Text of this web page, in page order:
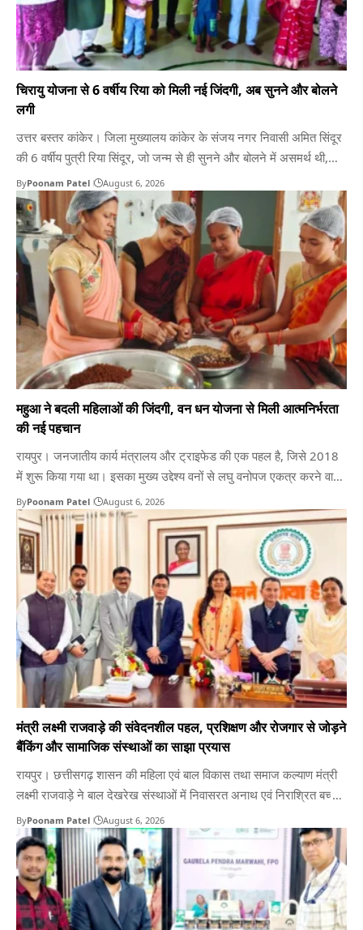
चिरायु योजना से 6 वर्षीय रिया को मिली नई जिंदगी, अब सुनने और बोलने
लगी
उत्तर बस्तर कांकेर। जिला मुख्यालय कांकेर के संजय नगर निवासी अमित सिंदूर
की 6 वर्षीय पुत्री रिया सिंदूर, जो जन्म से ही सुनने और बोलने में असमर्थ थी,
जिसका चिरायु योजना के तहत सफल इलाज किया गया है। आर्थिक रूप से
कमजोर परिवार निजी अस्पताल में महंगे उपचार का खर्च…
ByPoonam Patel August 6, 2026
महुआ ने बदली महिलाओं की जिंदगी, वन धन योजना से मिली आत्मनिर्भरता
की नई पहचान
रायपुर। जनजातीय कार्य मंत्रालय और ट्राइफेड की एक पहल है, जिसे 2018
में शुरू किया गया था। इसका मुख्य उद्देश्य वनों से लघु वनोपज एकत्र करने वाले
आदिवासी समुदायों को प्रशिक्षित करना, उनके उत्पादों का मूल्यवर्धन करना और
उन्हें उद्यमी बनाकर स्थायी आजीविका प्रदान करना है। छत्तीसगढ़ के जंगलों में…
ByPoonam Patel August 6, 2026
मंत्री लक्ष्मी राजवाड़े की संवेदनशील पहल, प्रशिक्षण और रोजगार से जोड़ने
बैंकिंग और सामाजिक संस्थाओं का साझा प्रयास
रायपुर। छत्तीसगढ़ शासन की महिला एवं बाल विकास तथा समाज कल्याण मंत्री
लक्ष्मी राजवाड़े ने बाल देखरेख संस्थाओं में निवासरत अनाथ एवं निराश्रित बच्चों
के पुनर्वास, कौशल विकास और आत्मनिर्भर भविष्य की दिशा में एक महत्वपूर्ण राज्य
स्तरीय पहल की है। इसी क्रम में उन्होंने अपने निवास कार्यालय में एक्सिस…
ByPoonam Patel August 6, 2026